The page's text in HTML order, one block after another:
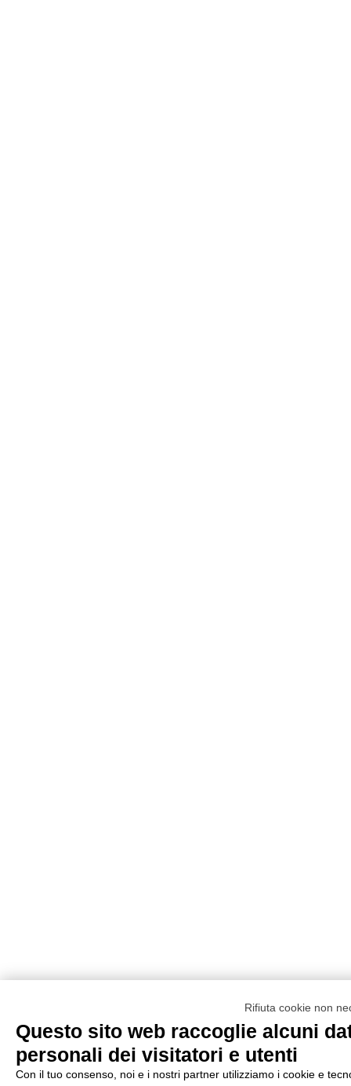
Rifiuta cookie non
Questo sito web raccoglie alcuni
personali dei visitatori e utenti
Con il tuo consenso, noi e i nostri partner utilizziamo i cookie e